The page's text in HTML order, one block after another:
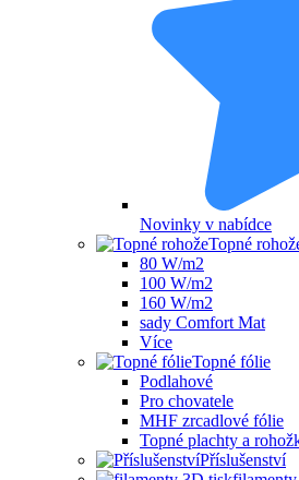
Novinky v nabídce
Topné
80 W/m2
100 W/m2
160 W/m2
sady Comfort Mat
Více
Topné fólie
Podlahové
Pro chovatele
MHF zrcadlové fólie
Topné plachty a
Příslušenství